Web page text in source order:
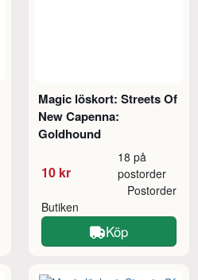
Magic löskort: Streets Of
New Capenna:
Goldhound
10 kr
18 på
postorder
Butiken
Postorder
Köp